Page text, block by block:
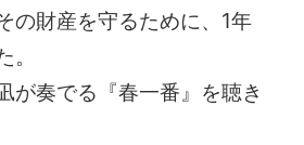
の財産を守るために、1年
が奏でる『春一番』を聴き